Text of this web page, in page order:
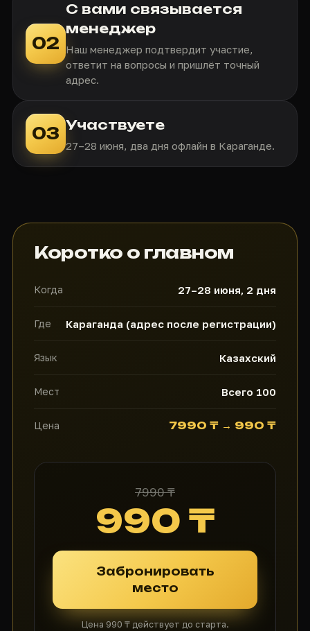
02
С вами связывается
менеджер
Наш менеджер подтвердит участие,
ответит на вопросы и пришлёт точный
адрес.
03 Участвуете
27–28 июня, два дня офлайн в Караганде.
Коротко о главном
Когда 27–28 июня, 2 дня
Где Караганда (адрес после регистрации)
Язык Казахский
Мест Всего 100
Цена 7990 ₸ → 990 ₸
7990 ₸
990 ₸
Забронировать
место
Цена 990 ₸ действует до старта.